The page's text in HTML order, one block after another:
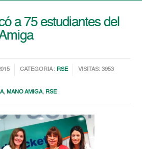
a 75 estudiantes del
CATEGORIA : RSE VISITAS: 3953
,MANO AMIGA, RSE